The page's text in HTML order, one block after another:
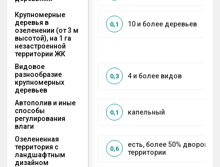
Крупномерные
деревья в
озеленении (от 3 м
высотой), на 1 га
незастроенной
территории ЖК
10 и более деревьев
0,1
Видовое
разнообразие
крупномерных
деревьев
4 и более видов
0,3
Автополив и иные
способы
регулирования
влаги
капельный
0,1
Озелененная
территория с
ландшафтным
дизайном
есть, более 50% дворовой
территории
0,6